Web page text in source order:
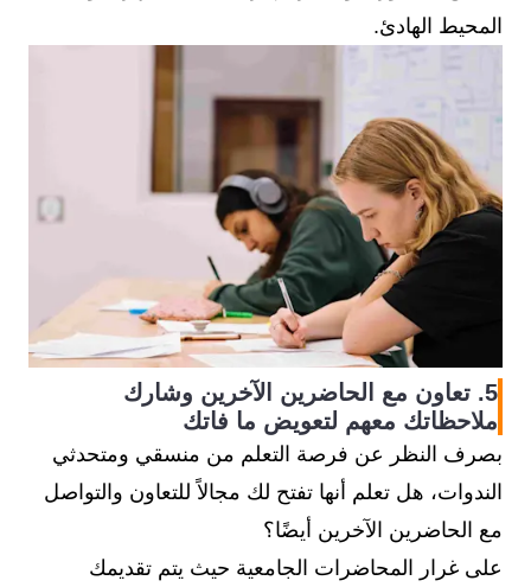
المحيط الهادئ.
5. تعاون مع الحاضرين الآخرين وشارك
ملاحظاتك معهم لتعويض ما فاتك
بصرف النظر عن فرصة التعلم من منسقي ومتحدثي
الندوات، هل تعلم أنها تفتح لك مجالاً للتعاون والتواصل
مع الحاضرين الآخرين أيضًا؟
على غرار المحاضرات الجامعية حيث يتم تقديمك